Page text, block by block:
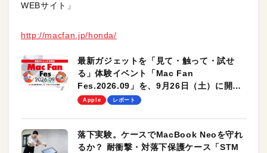
WEBサイト」
http://macfan.jp/honda/
最新ガジェットを「見て・触って・試せ
る」体験イベント「Mac Fan
Fes.2026.09」を、9月26日（土）に開催
します！
Apple レポート
落下実験。ケースでMacBook Neoを守れ
るか？ 耐衝撃・対落下保護ケース「STM